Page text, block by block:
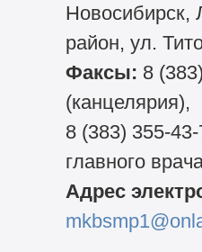
Новосибирск,
район, ул.
Факсы: 8
(канцелярия),
8 (383) 355-
главного
Адрес